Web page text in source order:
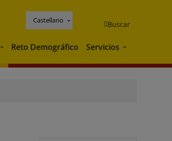
Castellano Buscar
Medio Ambiente
Reto Demográfico Servicios Servicios